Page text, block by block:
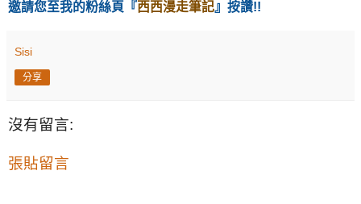
邀請您至我的粉絲頁
『西西漫走筆記』按讚!!
Sisi
分享
沒有留言:
張貼留言